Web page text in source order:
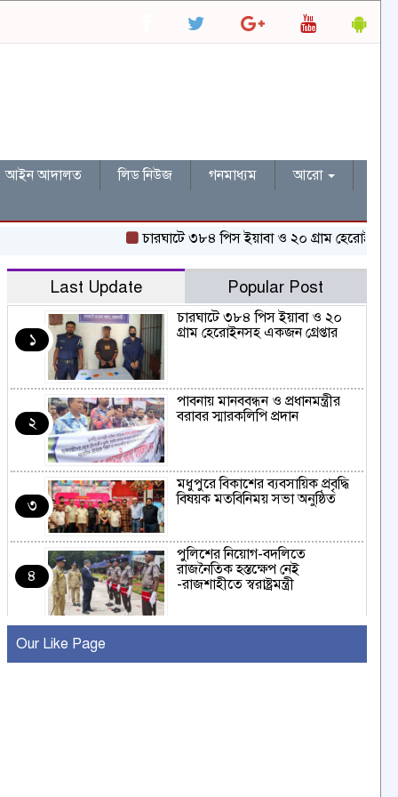
আইন আদালত লিড নিউজ গনমাধ্যম
আরো
চারঘাটে ৩৮৪ পিস ইয়াবা ও ২০ গ্রাম হেরোইনসহ একজন
Last Update Popular Post
১
চারঘাটে ৩৮৪ পিস ইয়াবা ও ২০
গ্রাম হেরোইনসহ একজন গ্রেপ্তার
২
পাবনায় মানববন্ধন ও প্রধানমন্ত্রীর
বরাবর স্মারকলিপি প্রদান
৩
মধুপুরে বিকাশের ব্যবসায়িক প্রবৃদ্ধি
বিষয়ক মতবিনিময় সভা অনুষ্ঠিত
৪
পুলিশের নিয়োগ-বদলিতে
রাজনৈতিক হস্তক্ষেপ নেই
-রাজশাহীতে স্বরাষ্ট্রমন্ত্রী
৫
Our Like Page